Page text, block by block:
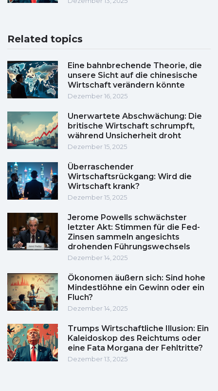
Related topics
Eine bahnbrechende Theorie, die
unsere Sicht auf die chinesische
Wirtschaft verändern könnte
Dezember 16, 2025
Unerwartete Abschwächung: Die
britische Wirtschaft schrumpft,
während Unsicherheit droht
Dezember 15, 2025
Überraschender
Wirtschaftsrückgang: Wird die
Wirtschaft krank?
Dezember 15, 2025
Jerome Powells schwächster
letzter Akt: Stimmen für die Fed-
Zinsen sammeln angesichts
drohenden Führungswechsels
Dezember 14, 2025
Ökonomen äußern sich: Sind hohe
Mindestlöhne ein Gewinn oder ein
Fluch?
Dezember 14, 2025
Trumps Wirtschaftliche Illusion: Ein
Kaleidoskop des Reichtums oder
eine Fata Morgana der Fehltritte?
Dezember 13, 2025